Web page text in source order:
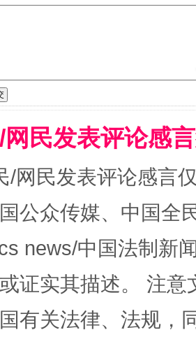
从幼
来了！等你上场
民发表评论感
/网民发表评论感言
公众传媒、中国全
news/中国法制新
证实其描述。 注
有关法律、法规，